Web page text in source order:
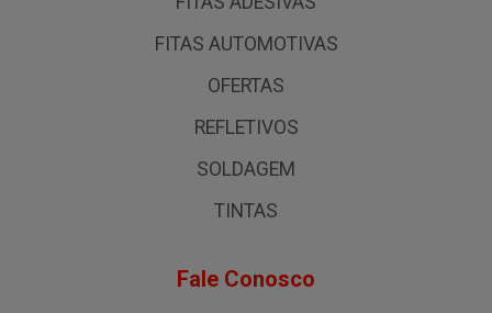
FITAS AUTOMOTIVAS
OFERTAS
REFLETIVOS
SOLDAGEM
TINTAS
Fale Conosco